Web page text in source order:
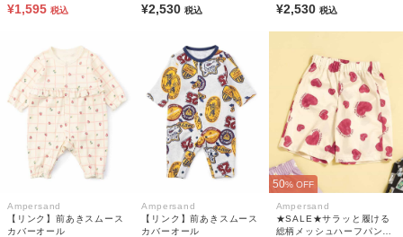
カット
¥1,595 税込 ¥2,530税込 ¥2,530 税込
Ampersand
【リンク】前あきスムース
カバーオール
Ampersand
【リンク】前あきスムース
カバーオール
50% OFF
Ampersand
★SALE★サラッと履ける
総柄メッシュハーフパンツ